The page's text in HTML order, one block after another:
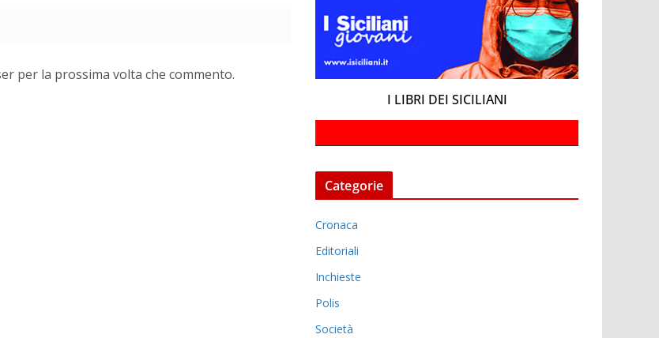
per la prossima volta che commento.
I LIBRI DEI SICILIANI
Categorie
Cronaca
Editoriali
Inchieste
Polis
Società